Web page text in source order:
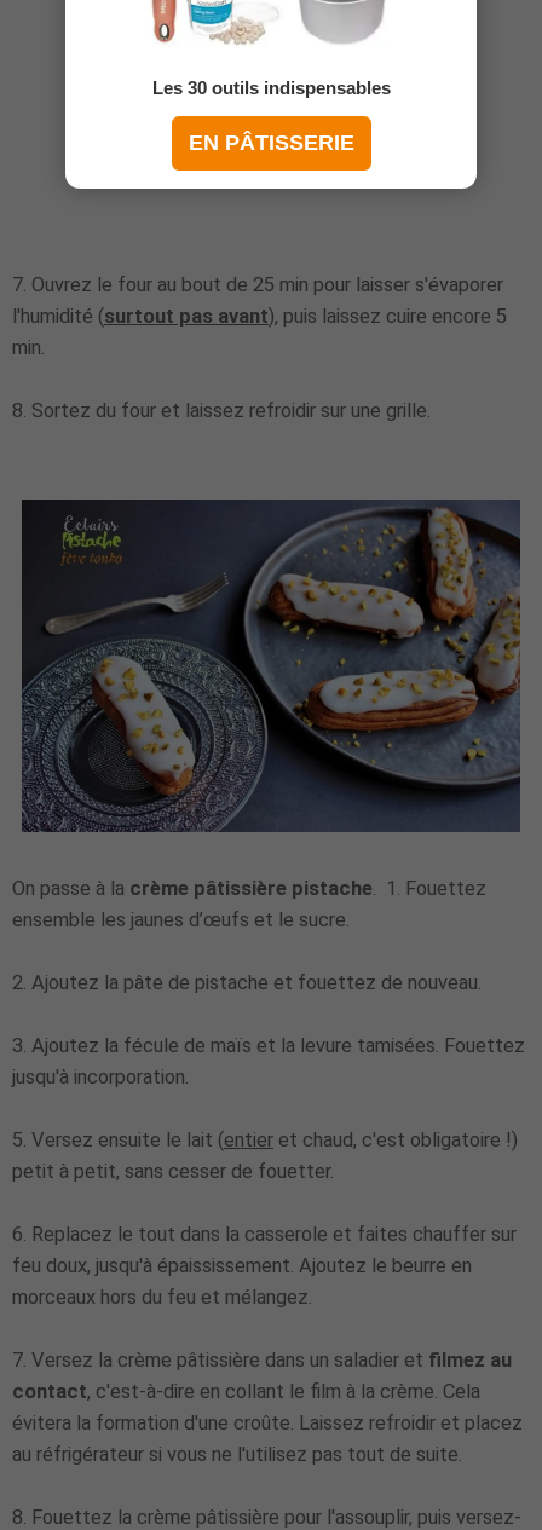
7. Ouvrez le four au bout de 25 min pour laisser s'évaporer
l'humidité (surtout pas avant), puis laissez cuire encore 5
min.
8. Sortez du four et laissez refroidir sur une grille.
On passe à la crème pâtissière pistache
1. Fouettez
ensemble les jaunes d’œufs et le sucre.
2. Ajoutez la pâte de pistache et fouettez de nouveau.
3. Ajoutez la fécule de maïs et la levure tamisées. Fouettez
jusqu'à incorporation.
5. Versez ensuite le lait (entier et chaud, c'est obligatoire !)
petit à petit, sans cesser de fouetter.
6. Replacez le tout dans la casserole et faites chauffer sur
feu doux, jusqu'à épaississement. Ajoutez le beurre en
morceaux hors du feu et mélangez.
7. Versez la crème pâtissière dans un saladier et filmez au
contact, c'est-à-dire en collant le film à la crème. Cela
évitera la formation d'une croûte. Laissez refroidir et placez
au réfrigérateur si vous ne l'utilisez pas tout de suite.
8. Fouettez la crème pâtissière pour l'assouplir, puis versez-
Les 30 outils indispensables
EN PÂTISSERIE